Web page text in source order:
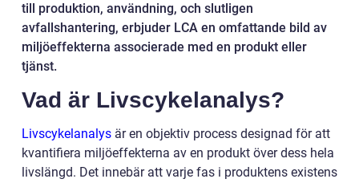
till produktion, användning, och slutligen
avfallshantering, erbjuder LCA en omfattande bild av
miljöeffekterna associerade med en produkt eller
tjänst.
Vad är Livscykelanalys?
Livscykelanalys är en objektiv process designad för att
kvantifiera miljöeffekterna av en produkt över dess hela
livslängd. Det innebär att varje fas i produktens existens